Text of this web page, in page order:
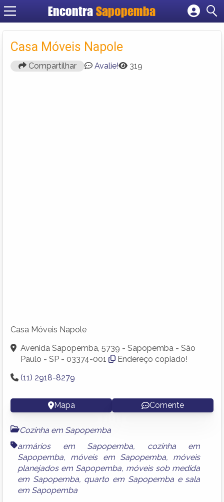
Encontra Sapopemba
Cadastrar empresa
Criar conta
Casa Móveis Napole
Compartilhar Avalie! 319
Casa Móveis Napole
Avenida Sapopemba, 5739 - Sapopemba - São
Paulo - SP - 03374-001
Endereço copiado!
(11) 2918-8279
Mapa Comente
Cozinha em Sapopemba
armários em Sapopemba, cozinha em
Sapopemba, móveis em Sapopemba, móveis
planejados em Sapopemba, móveis sob medida
em Sapopemba, quarto em Sapopembae sala
em Sapopemba